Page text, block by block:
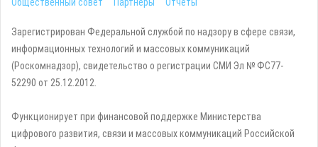
Зарегистрирован Федеральной службой по надзору в сфере связи,
информационных технологий и массовых коммуникаций
(Роскомнадзор), свидетельство о регистрации СМИ Эл № ФС77-
52290 от 25.12.2012.
Функционирует при финансовой поддержке Министерства
цифрового развития, связи и массовых коммуникаций Российской